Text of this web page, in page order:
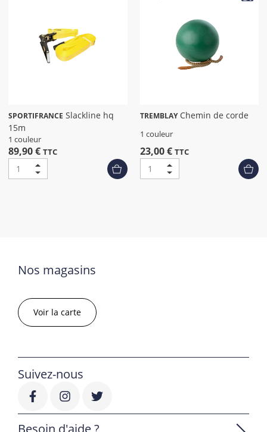
SPORTIFRANCE
15m
1 couleur
89,90 € TTC
TREMBLAY Chemin de corde
1 couleur
23,00 € TTC
Nos magasins
Voir la carte
Suivez-nous